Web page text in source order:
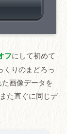
フにして初めて
くりのまどろっ
画像データを
た直ぐに同じデ